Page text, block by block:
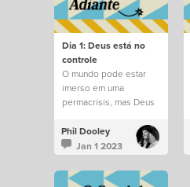
Dia 1: Deus está no
controle
O mundo pode estar
imerso em uma
permacrisis, mas Deus
de tudo.
Phil Dooley
Jan 1 2023